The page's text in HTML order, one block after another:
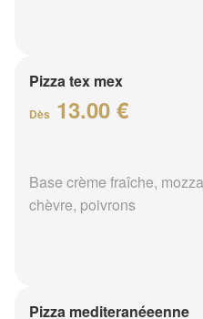
Pizza tex mex
Dès 13.00 €
Base crème fraîche,
chèvre, poivrons
Pizza mediteranéeenne